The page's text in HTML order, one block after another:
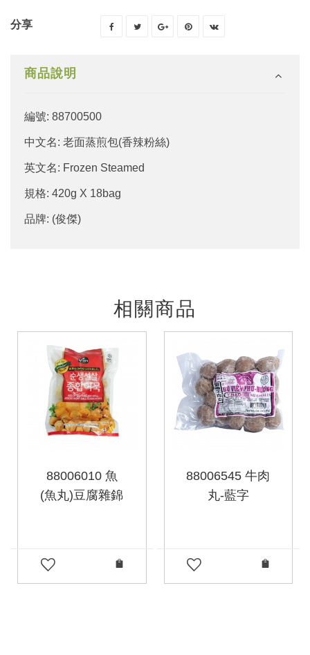
分享
商品說明
編號: 88700500
中文名: 老面蒸煎包(香辣粉絲)
英文名: Frozen Steamed
規格: 420g X 18bag
品牌: (俊傑)
相關商品
88006010 魚
(魚丸)豆腐雜錦
88006545 牛肉
丸-藍字